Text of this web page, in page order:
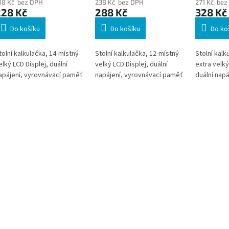
Kč bez DPH
Kč
Do košíku
kalkulačka, 14-místný
LCD Displej, duální
vyrovnávací paměť
238 Kč bez DPH
288 Kč
Do košíku
Stolní kalkulačka, 12-místný
velký LCD Displej, duální
napájení, vyrovnávací paměť
271 Kč bez
328 Kč
Do
Stolní
extra
duální